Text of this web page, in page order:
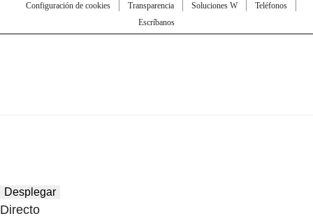
Configuración de cookies
Transparencia Soluciones W
Teléfonos
Escríbanos
Desplegar
Directo